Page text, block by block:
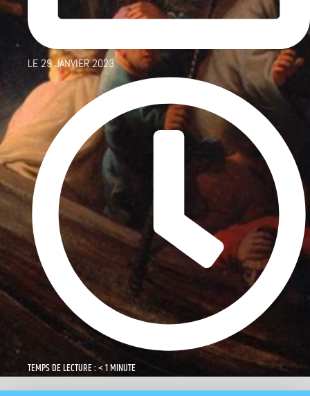
LE29 JANVIER 2023
TEMPS DE LECTURE : < 1 MINUTE